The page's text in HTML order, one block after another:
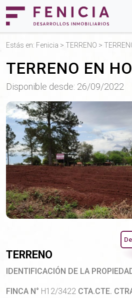
Estás en: Fenicia > TERRENO >
TERRENO EN
Disponible desde: 26/09/2022
TERRENO
IDENTIFICACIÓN DE LA
FINCA N° H12/3422 CTA.CTE.